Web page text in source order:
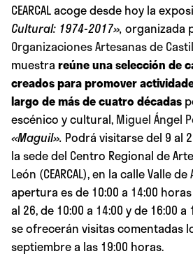
CEARCAL acoge desde hoy la
Cultural: 1974-2017», organizada
Organizaciones Artesanas de
muestra reúne una selección de
creados para promover
largo de más de cuatro décadas
escénico y cultural, Miguel Ángel
«Maguil». Podrá visitarse del 9 al
la sede del Centro Regional de
León (CEARCAL), en la calle Valle
apertura es de 10:00 a 14:00
al 26, de 10:00 a 14:00 y de 16:00 a
se ofrecerán visitas comentadas
septiembre a las 19:00 horas.